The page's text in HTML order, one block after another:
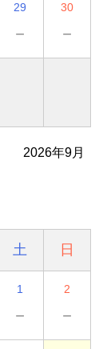
29
－
30
－
2026年9月
土 日
1
－
2
－